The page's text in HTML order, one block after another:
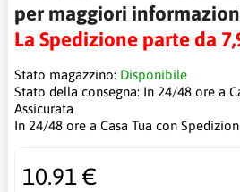
per maggiori
La Spedizione parte da
Stato magazzino: Disponibile
Stato della consegna: In 24/48 ore a
Assicurata
In 24/48 ore a Casa Tua con
10.91 €